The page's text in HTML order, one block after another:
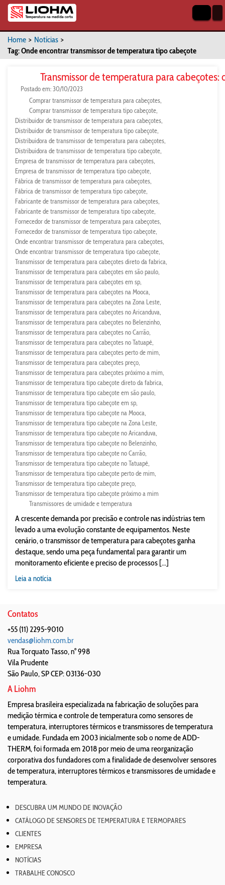
Home > Notícias >
Tag: Onde encontrar transmissor de temperatura tipo cabeçote
Transmissor de temperatura para cabeçotes:
Postado em: 30/10/2023
Comprar transmissor de temperatura para cabeçotes
Comprar transmissor de temperatura tipo cabeçote
Distribuidor de transmissor de temperatura para cabeçotes
Distribuidor de transmissor de temperatura tipo cabeçote
Distribuidora de transmissor de temperatura para cabeçotes
Distribuidora de transmissor de temperatura tipo cabeçote
Empresa de transmissor de temperatura para cabeçotes
Empresa de transmissor de temperatura tipo cabeçote
Fábrica de transmissor de temperatura para cabeçotes
Fábrica de transmissor de temperatura tipo cabeçote
Fabricante de transmissor de temperatura para cabeçotes
Fabricante de transmissor de temperatura tipo cabeçote
Fornecedor de transmissor de temperatura para cabeçotes
Fornecedor de transmissor de temperatura tipo cabeçote
Onde encontrar transmissor de temperatura para cabeçotes
Onde encontrar transmissor de temperatura tipo cabeçote
Transmissor de temperatura para cabeçotes direto da fabrica
Transmissor de temperatura para cabeçotes em são paulo
Transmissor de temperatura para cabeçotes em sp
Transmissor de temperatura para cabeçotes na Mooca
Transmissor de temperatura para cabeçotes na Zona Leste
Transmissor de temperatura para cabeçotes no Aricanduva
Transmissor de temperatura para cabeçotes no Belenzinho
Transmissor de temperatura para cabeçotes no Carrão
Transmissor de temperatura para cabeçotes no Tatuapé
Transmissor de temperatura para cabeçotes perto de mim
Transmissor de temperatura para cabeçotes preço
Transmissor de temperatura para cabeçotes próximo a mim
Transmissor de temperatura tipo cabeçote direto da fabrica
Transmissor de temperatura tipo cabeçote em são paulo
Transmissor de temperatura tipo cabeçote em sp
Transmissor de temperatura tipo cabeçote na Mooca
Transmissor de temperatura tipo cabeçote na Zona Leste
Transmissor de temperatura tipo cabeçote no Aricanduva
Transmissor de temperatura tipo cabeçote no Belenzinho
Transmissor de temperatura tipo cabeçote no Carrão
Transmissor de temperatura tipo cabeçote no Tatuapé
Transmissor de temperatura tipo cabeçote perto de mim
Transmissor de temperatura tipo cabeçote preço
Transmissor de temperatura tipo cabeçote próximo a mim
Transmissores de umidade e temperatura
A crescente demanda por precisão e controle nas indústrias tem
levado a uma evolução constante de equipamentos. Neste
cenário, o transmissor de temperatura para cabeçotes ganha
destaque, sendo uma peça fundamental para garantir um
monitoramento eficiente e preciso de processos [...]
Leia a notícia
Contatos
+55 (11) 2295-9010
vendas@liohm.com.br
Rua Torquato Tasso, n° 998
Vila Prudente
São Paulo,SPCEP: 03136-030
A Liohm
Empresa brasileira especializada na fabricação de soluções para
medição térmica e controle de temperatura como sensores de
temperatura, interruptores térmicos e transmissores de temperatura
e umidade. Fundada em 2003 inicialmente sob o nome de ADD-
THERM, foi formada em 2018 por meio de uma reorganização
corporativa dos fundadores com a finalidade de desenvolver sensores
de temperatura, interruptores térmicos e transmissores de umidade e
temperatura.
DESCUBRA UM MUNDO DE INOVAÇÃO
CATÁLOGO DE SENSORES DE TEMPERATURA E TERMOPARES
CLIENTES
EMPRESA
NOTÍCIAS
TRABALHE CONOSCO